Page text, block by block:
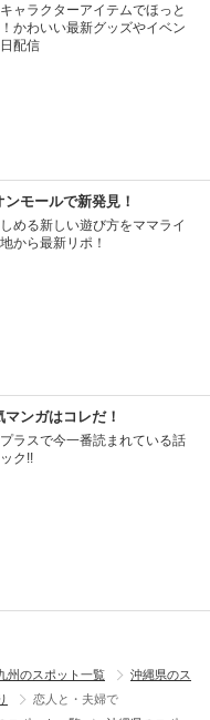
ャラクターアイテムでほっと
かわいい最新グッズやイベン
配信
ンモールで新発見！
める新しい遊び方をママライ
から最新リポ！
ンガはコレだ！
ラスで今一番読まれている話
ク!!
州のスポット一覧
沖縄県のス
恋人と・夫婦で